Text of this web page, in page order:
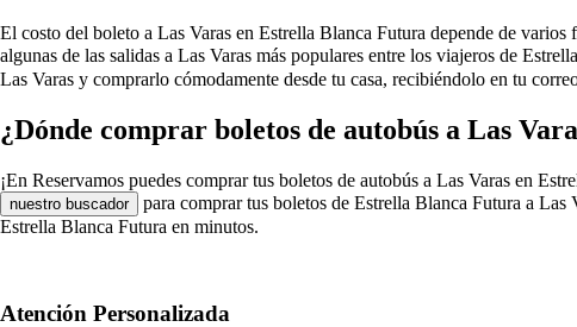
El costo del boleto a Las Varas en Estrella Blanca Futura depende de
algunas de las salidas a Las Varas más populares entre los viajeros de
Las Varas y comprarlo cómodamente desde tu casa, recibiéndolo en tu
¿Dónde comprar boletos de autobús a Las
¡En Reservamos puedes comprar tus boletos de autobús a Las Varas en
nuestro buscador
para comprar tus boletos de Estrella Blanca Futura a
Estrella Blanca Futura en minutos.
Atención Personalizada